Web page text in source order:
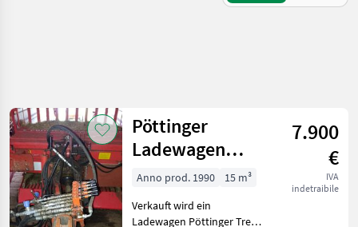
ricerca
Categoria 3 Paese Filtri
PERCORSO
ATTUALE
Reimposta
Mostra
224
Pöttinger
Ladewagen
Trend Junior II
7.900
€
IVA
indetraibile
Anno prod. 1990
15 m³
Verkauft wird ein
Ladewagen Pöttinger Trend